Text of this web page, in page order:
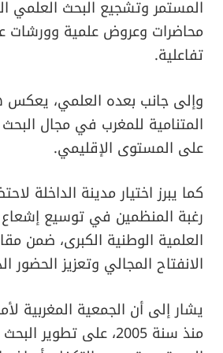
المستمر وتشجيع البحث العلمي
محاضرات وعروض علمية وورشات
تفاعلية.
وإلى جانب بعده العلمي، يعكس
المتنامية للمغرب في مجال البحث
على المستوى الإقليمي.
كما يبرز اختيار مدينة الداخلة
رغبة المنظمين في توسيع إشعاع
العلمية الوطنية الكبرى، ضمن
الانفتاح المجالي وتعزيز الحضور
يشار إلى أن الجمعية المغربية
منذ سنة 2005، على